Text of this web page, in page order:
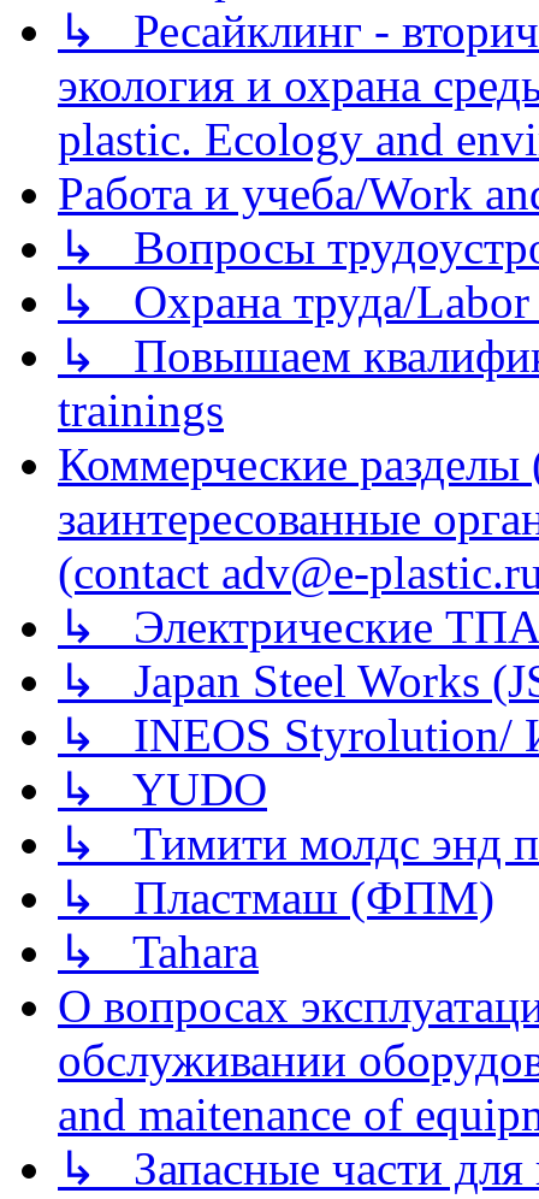
↳ Ресайклинг -
экология и охрана
plastic. Ecology and
Работа и учеба/Work
↳ Вопросы
↳ Охрана труда/Labor
↳ Повышаем
trainings
Коммерческие
заинтересованные
(contact adv@e-
↳ Электрические
↳ Japan Steel Works
↳ INEOS
↳ YUDO
↳ Тимити молдс энд
↳ Пластмаш (ФПМ)
↳ Tahara
О вопросах
обслуживании
and maitenance of
↳ Запасные части для